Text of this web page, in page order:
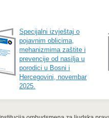
Specijalni izvještaj o
pojavnim oblicima,
mehanizmima zaštite i
prevencije od nasilja u
porodici u Bosni i
Hercegovini, novembar
2025.